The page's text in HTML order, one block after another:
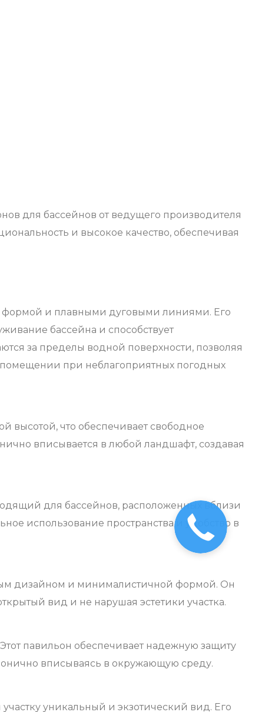
для бассейнов от ведущего производителя
и высокое качество, обеспечивая
формой и плавными дуговыми линиями. Его
бассейна и способствует
за пределы водной поверхности, позволяя
при неблагоприятных погодных
высотой, что обеспечивает свободное
вписывается в любой ландшафт, создавая
для бассейнов, расположенных вблизи
использование пространства и удобство в
дизайном и минималистичной формой. Он
вид и не нарушая эстетики участка.
павильон обеспечивает надежную защиту
вписываясь в окружающую среду.
уникальный и экзотический вид. Его